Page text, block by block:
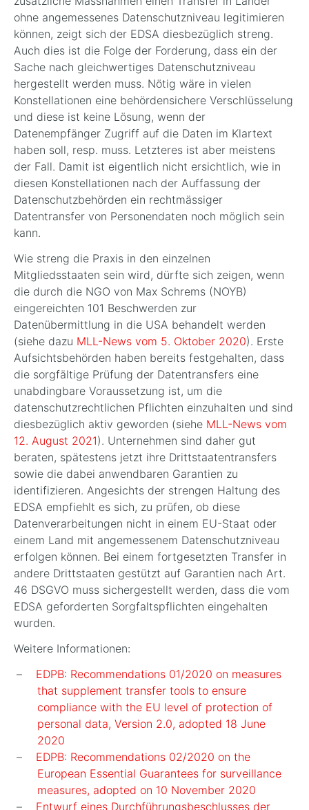
ohne angemessenes Datenschutzniveau legitimieren
können, zeigt sich der EDSA diesbezüglich streng.
Auch dies ist die Folge der Forderung, dass ein der
Sache nach gleichwertiges Datenschutzniveau
hergestellt werden muss. Nötig wäre in vielen
Konstellationen eine behördensichere Verschlüsselung
und diese ist keine Lösung, wenn der
Datenempfänger Zugriff auf die Daten im Klartext
haben soll, resp. muss. Letzteres ist aber meistens
der Fall. Damit ist eigentlich nicht ersichtlich, wie in
diesen Konstellationen nach der Auffassung der
Datenschutzbehörden ein rechtmässiger
Datentransfer von Personendaten noch möglich sein
kann.
Wie streng die Praxis in den einzelnen
Mitgliedsstaaten sein wird, dürfte sich zeigen, wenn
die durch die NGO von Max Schrems (NOYB)
eingereichten 101 Beschwerden zur
Datenübermittlung in die USA behandelt werden
(siehe dazu MLL-News vom 5. Oktober 2020). Erste
Aufsichtsbehörden haben bereits festgehalten, dass
die sorgfältige Prüfung der Datentransfers eine
unabdingbare Voraussetzung ist, um die
datenschutzrechtlichen Pflichten einzuhalten und sind
diesbezüglich aktiv geworden (siehe MLL-News vom
12. August 2021). Unternehmen sind daher gut
beraten, spätestens jetzt ihre Drittstaatentransfers
sowie die dabei anwendbaren Garantien zu
identifizieren. Angesichts der strengen Haltung des
EDSA empfiehlt es sich, zu prüfen, ob diese
Datenverarbeitungen nicht in einem EU-Staat oder
einem Land mit angemessenem Datenschutzniveau
erfolgen können. Bei einem fortgesetzten Transfer in
andere Drittstaaten gestützt auf Garantien nach Art.
46 DSGVO muss sichergestellt werden, dass die vom
EDSA geforderten Sorgfaltspflichten eingehalten
wurden.
Weitere Informationen:
EDPB: Recommendations 01/2020 on measures
that supplement transfer tools to ensure
compliance with the EU level of protection of
personal data, Version 2.0, adopted 18 June
2020
EDPB: Recommendations 02/2020 on the
European Essential Guarantees for surveillance
measures, adopted on 10 November 2020
Entwurf eines Durchführungsbeschlusses der